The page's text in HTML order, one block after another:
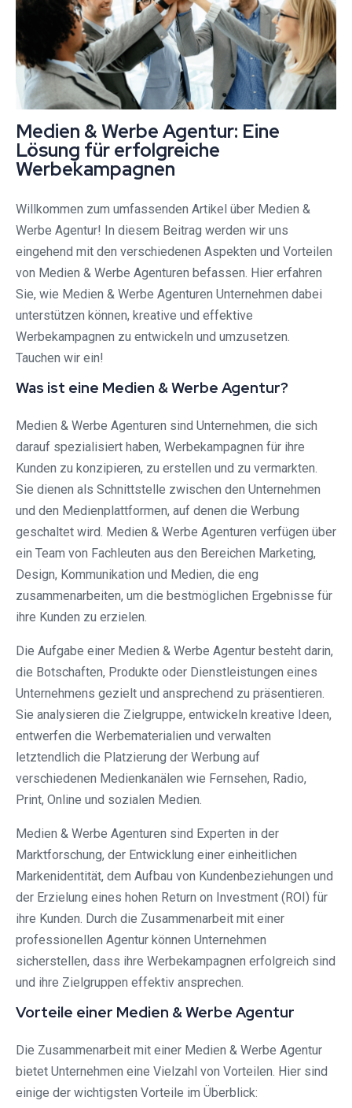
Medien & Werbe Agentur: Eine
Lösung für erfolgreiche
Werbekampagnen
Willkommen zum umfassenden Artikel über Medien &
Werbe Agentur! In diesem Beitrag werden wir uns
eingehend mit den verschiedenen Aspekten und Vorteilen
von Medien & Werbe Agenturen befassen. Hier erfahren
Sie, wie Medien & Werbe Agenturen Unternehmen dabei
unterstützen können, kreative und effektive
Werbekampagnen zu entwickeln und umzusetzen.
Tauchen wir ein!
Was ist eine Medien & Werbe Agentur?
Medien & Werbe Agenturen sind Unternehmen, die sich
darauf spezialisiert haben, Werbekampagnen für ihre
Kunden zu konzipieren, zu erstellen und zu vermarkten.
Sie dienen als Schnittstelle zwischen den Unternehmen
und den Medienplattformen, auf denen die Werbung
geschaltet wird. Medien & Werbe Agenturen verfügen über
ein Team von Fachleuten aus den Bereichen Marketing,
Design, Kommunikation und Medien, die eng
zusammenarbeiten, um die bestmöglichen Ergebnisse für
ihre Kunden zu erzielen.
Die Aufgabe einer Medien & Werbe Agentur besteht darin,
die Botschaften, Produkte oder Dienstleistungen eines
Unternehmens gezielt und ansprechend zu präsentieren.
Sie analysieren die Zielgruppe, entwickeln kreative Ideen,
entwerfen die Werbematerialien und verwalten
letztendlich die Platzierung der Werbung auf
verschiedenen Medienkanälen wie Fernsehen, Radio,
Print, Online und sozialen Medien.
Medien & Werbe Agenturen sind Experten in der
Marktforschung, der Entwicklung einer einheitlichen
Markenidentität, dem Aufbau von Kundenbeziehungen und
der Erzielung eines hohen Return on Investment (ROI) für
ihre Kunden. Durch die Zusammenarbeit mit einer
professionellen Agentur können Unternehmen
sicherstellen, dass ihre Werbekampagnen erfolgreich sind
und ihre Zielgruppen effektiv ansprechen.
Vorteile einer Medien & Werbe Agentur
Die Zusammenarbeit mit einer Medien & Werbe Agentur
bietet Unternehmen eine Vielzahl von Vorteilen. Hier sind
einige der wichtigsten Vorteile im Überblick: